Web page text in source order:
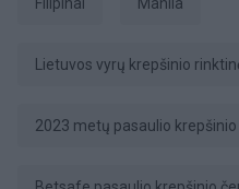
Lietuvos vyrų krepšinio
2023 metų pasaulio